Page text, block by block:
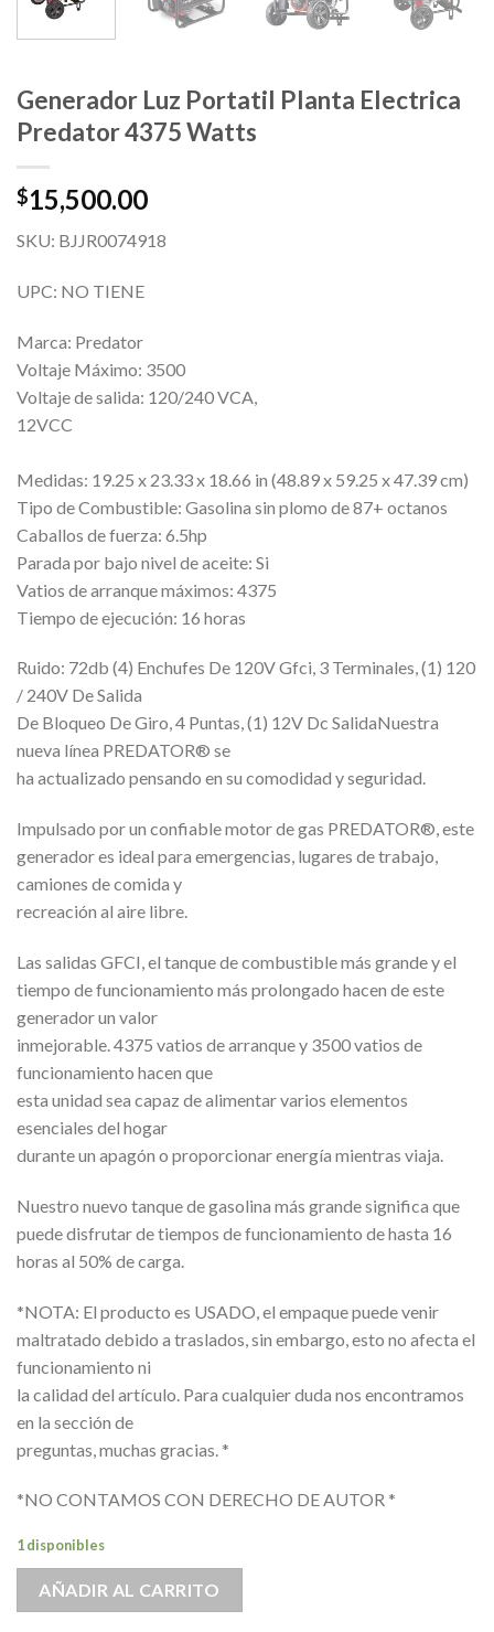
Generador Luz Portatil Planta Electrica
Predator 4375 Watts
$15,500.00
SKU: BJJR0074918
UPC: NO TIENE
Marca: Predator
Voltaje Máximo: 3500
Voltaje de salida: 120/240 VCA,
12VCC
Medidas: 19.25 x 23.33 x 18.66 in (48.89 x 59.25 x 47.39 cm)
Tipo de Combustible: Gasolina sin plomo de 87+ octanos
Caballos de fuerza: 6.5hp
Parada por bajo nivel de aceite: Si
Vatios de arranque máximos: 4375
Tiempo de ejecución: 16 horas
Ruido: 72db (4) Enchufes De 120V Gfci, 3 Terminales, (1) 120
/ 240V De Salida
De Bloqueo De Giro, 4 Puntas, (1) 12V Dc SalidaNuestra
nueva línea PREDATOR® se
ha actualizado pensando en su comodidad y seguridad.
Impulsado por un confiable motor de gas PREDATOR®, este
generador es ideal para emergencias, lugares de trabajo,
camiones de comida y
recreación al aire libre.
Las salidas GFCI, el tanque de combustible más grande y el
tiempo de funcionamiento más prolongado hacen de este
generador un valor
inmejorable. 4375 vatios de arranque y 3500 vatios de
funcionamiento hacen que
esta unidad sea capaz de alimentar varios elementos
esenciales del hogar
durante un apagón o proporcionar energía mientras viaja.
Nuestro nuevo tanque de gasolina más grande significa que
puede disfrutar de tiempos de funcionamiento de hasta 16
horas al 50% de carga.
*NOTA: El producto es USADO, el empaque puede venir
maltratado debido a traslados, sin embargo, esto no afecta el
funcionamiento ni
la calidad del artículo. Para cualquier duda nos encontramos
en la sección de
preguntas, muchas gracias. *
*NO CONTAMOS CON DERECHO DE AUTOR *
1 disponibles
AÑADIR AL CARRITO